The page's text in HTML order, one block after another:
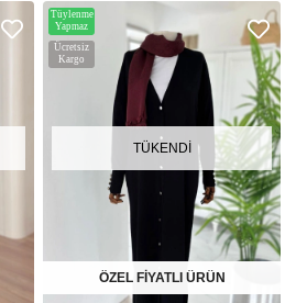
TÜKENDI
Ücretsiz
Kargo
Tüylenme
Yapmaz
ÖZEL FİYATLI ÜRÜN